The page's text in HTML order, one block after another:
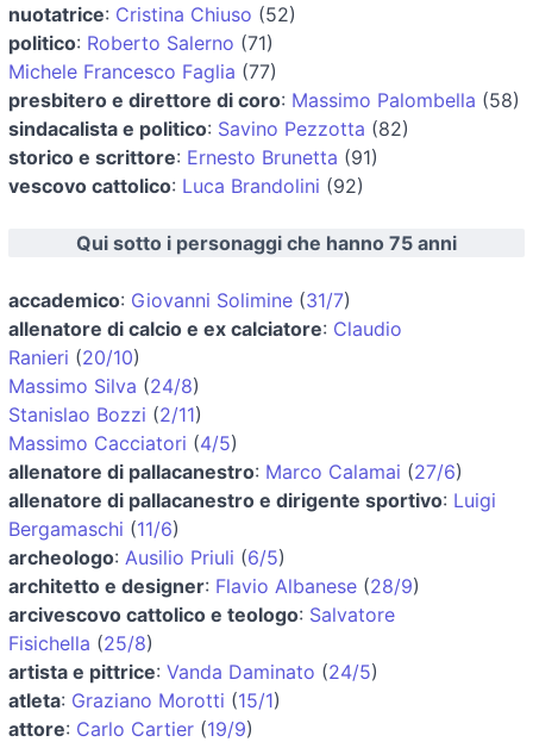
nuotatrice: Cristina Chiuso (52)
politico: Roberto Salerno (71)
Michele Francesco Faglia (77)
presbitero e direttore di coro: Massimo Palombella (58)
sindacalista e politico: Savino Pezzotta (82)
storico e scrittore: Ernesto Brunetta (91)
vescovo cattolico: Luca Brandolini (92)
Qui sotto i personaggi che hanno 75 anni
accademico: Giovanni Solimine (31/7)
allenatore di calcio e ex calciatore: Claudio
Ranieri (20/10)
Massimo Silva (24/8)
Stanislao Bozzi (2/11)
Massimo Cacciatori (4/5)
allenatore di pallacanestro: Marco Calamai (27/6)
allenatore di pallacanestro e dirigente sportivo: Luigi
Bergamaschi (11/6)
archeologo: Ausilio Priuli (6/5)
architetto e designer: Flavio Albanese (28/9)
arcivescovo cattolico e teologo: Salvatore
Fisichella (25/8)
artista e pittrice: Vanda Daminato (24/5)
atleta: Graziano Morotti (15/1)
attore: Carlo Cartier (19/9)